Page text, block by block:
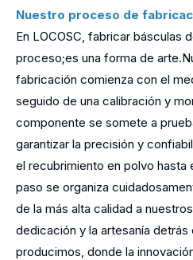
Nuestro proceso de
En LOCOSC, fabricar básculas
proceso;es una forma de
fabricación comienza con el
seguido de una calibración y
componente se somete a
garantizar la precisión y
el recubrimiento en polvo hasta
paso se organiza
de la más alta calidad a
dedicación y la artesanía
producimos, donde la